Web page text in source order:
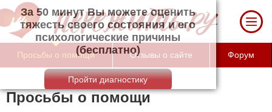
За 50 минут Вы можете оценить тяжесть
своего состояния и его психологические
причины (бесплатно)
Просьбы о помощи Отзывы о сайте Форум
Просьбы о помощи